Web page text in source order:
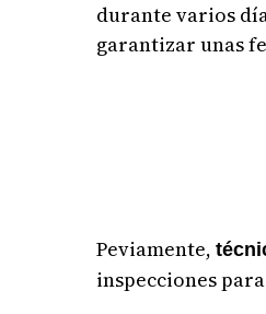
durante varios
garantizar unas
Peviamente,
inspecciones